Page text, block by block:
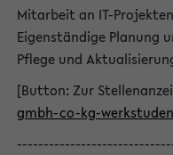
Mitarbeit an IT-
Eigenständige Planung
Pflege und
[Button: Zur
gmbh-co-kg-